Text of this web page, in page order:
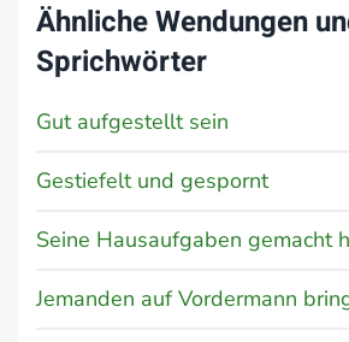
Ähnliche Wendungen
Sprichwörter
Gut aufgestellt sein
Gestiefelt und gespornt
Seine Hausaufgaben gemacht
Jemanden auf Vordermann